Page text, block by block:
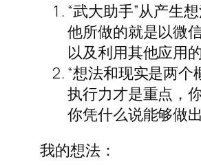
“武大助手”从产生
他所做的就是以微
以及利用其他应用
“想法和现实是两个
执行力才是重点，
你凭什么说能够做
我的想法：